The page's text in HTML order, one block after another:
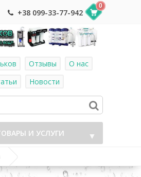
+38 099-33-77-942
0
Отзывы
О нас
Новости
И УСЛУГИ ▼
и фитинг к системам